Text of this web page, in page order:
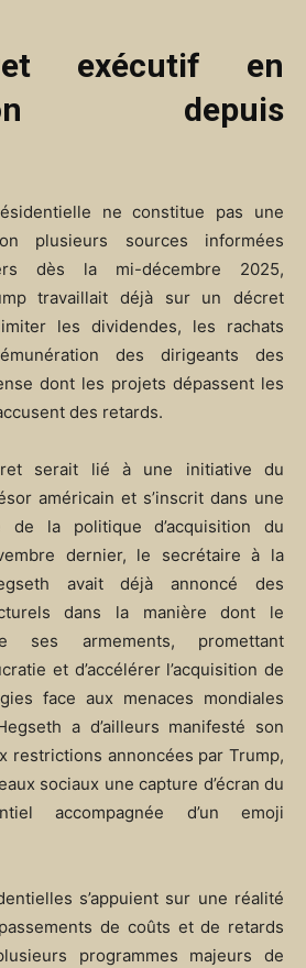
exécutif en
depuis
ne constitue pas une
plusieurs sources informées
dès la mi-décembre 2025,
travaillait déjà sur un décret
les dividendes, les rachats
des dirigeants des
dont les projets dépassent les
des retards.
serait lié à une initiative du
américain et s’inscrit dans une
de la politique d’acquisition du
dernier, le secrétaire à la
avait déjà annoncé des
dans la manière dont le
ses armements, promettant
et d’accélérer l’acquisition de
face aux menaces mondiales
a d’ailleurs manifesté son
restrictions annoncées par Trump,
sociaux une capture d’écran du
accompagnée d’un emoji
s’appuient sur une réalité
de coûts et de retards
programmes majeurs de